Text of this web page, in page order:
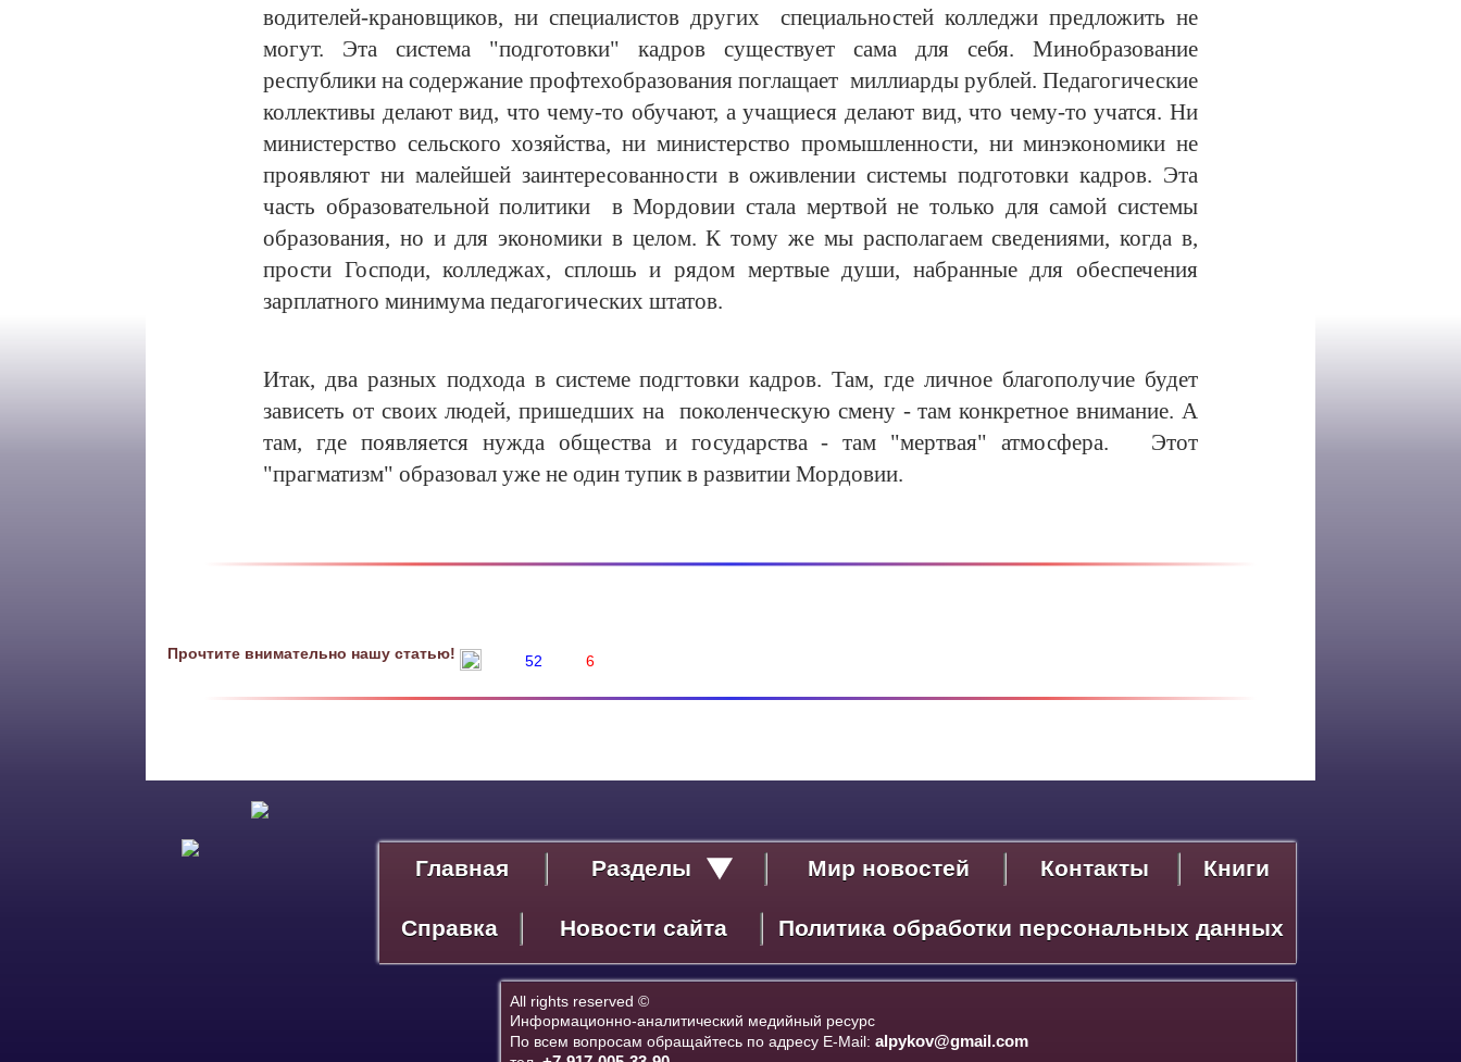
водителей-крановщиков, ни специалистов других специальностей колледжи предложить не
могут. Эта система "подготовки" кадров существует сама для себя. Минобразование
республики на содержание профтехобразования поглащает миллиарды рублей. Педагогические
коллективы делают вид, что чему-то обучают, а учащиеся делают вид, что чему-то учатся. Ни
министерство сельского хозяйства, ни министерство промышленности, ни минэкономики не
проявляют ни малейшей заинтересованности в оживлении системы подготовки кадров. Эта
часть образовательной политики в Мордовии стала мертвой не только для самой системы
образования, но и для экономики в целом. К тому же мы располагаем сведениями, когда в,
прости Господи, колледжах, сплошь и рядом мертвые души, набранные для обеспечения
зарплатного минимума педагогических штатов.
Итак, два разных подхода в системе подгтовки кадров. Там, где личное благополучие будет
зависеть от своих людей, пришедших на поколенческую смену - там конкретное внимание. А
там, где появляется нужда общества и государства - там "мертвая" атмосфера. Этот
"прагматизм" образовал уже не один тупик в развитии Мордовии.
Прочтите внимательно нашу статью! 52 6
Главная Разделы
Экономика
Социум
Культура
Спорт
Мир новостей Контакты Книги
Справка Новости сайта Политика обработки персональных данных
All rights reserved ©
Информационно-аналитический медийный ресурс
По всем вопросам обращайтесь по адресу E-Mail: alpykov@gmail.com